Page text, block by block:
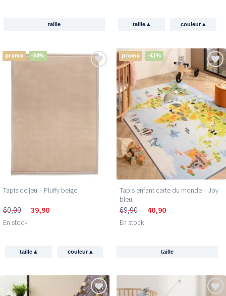
taille taille▴ couleur▴
promo -34%
Tapis de jeu – Pluffy beige
60,00 39,90
En stock
taille▴ couleur▴
promo -41%
Tapis enfant carte du monde – Joy
bleu
69,90 40,90
En stock
taille